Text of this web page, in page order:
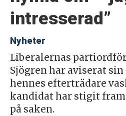
intresserad”
Nyheter
Liberalernas
Sjögren har aviserat sin
hennes efterträdare
kandidat har stigit
på saken.